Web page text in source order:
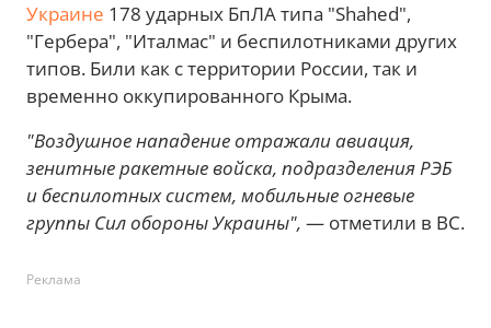
Украине 178 ударных БпЛА типа "Shahed",
"Гербера", "Италмас" и беспилотниками других
типов. Били как с территории России, так и
временно оккупированного Крыма.
"Воздушное нападение отражали авиация,
зенитные ракетные войска, подразделения РЭБ
и беспилотных систем, мобильные огневые
группы Сил обороны Украины", — отметили в ВС.
Реклама